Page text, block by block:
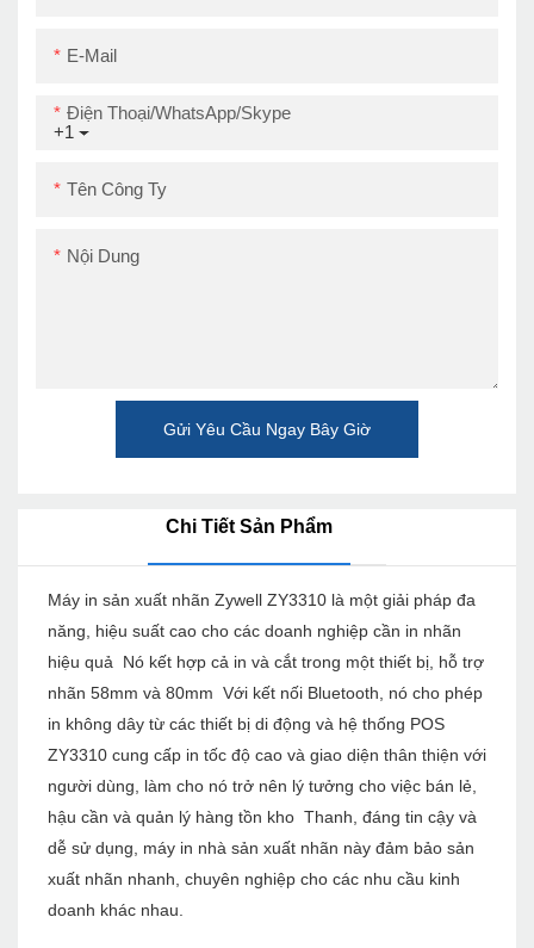
E-Mail
+1
Điện Thoại/WhatsApp/Skype
Tên Công Ty
Nội Dung
Gửi Yêu Cầu Ngay Bây Giờ
Chi Tiết Sản Phẩm
Máy in sản xuất nhãn Zywell ZY3310 là một giải pháp đa
năng, hiệu suất cao cho các doanh nghiệp cần in nhãn
hiệu quả Nó kết hợp cả in và cắt trong một thiết bị, hỗ trợ
nhãn 58mm và 80mm Với kết nối Bluetooth, nó cho phép
in không dây từ các thiết bị di động và hệ thống POS
ZY3310 cung cấp in tốc độ cao và giao diện thân thiện với
người dùng, làm cho nó trở nên lý tưởng cho việc bán lẻ,
hậu cần và quản lý hàng tồn kho Thanh, đáng tin cậy và
dễ sử dụng, máy in nhà sản xuất nhãn này đảm bảo sản
xuất nhãn nhanh, chuyên nghiệp cho các nhu cầu kinh
doanh khác nhau.